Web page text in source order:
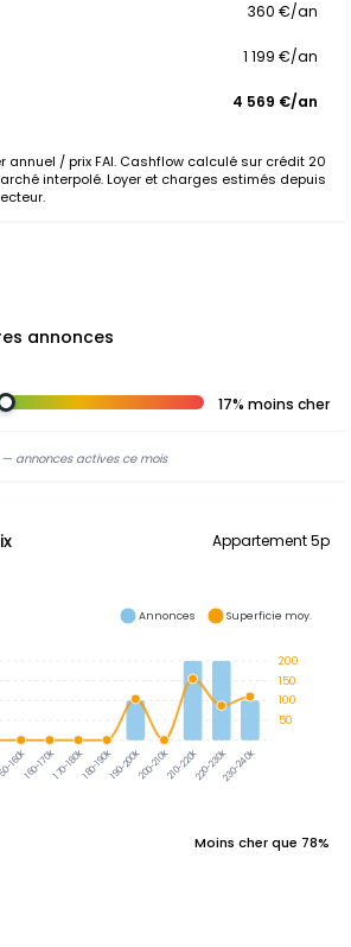
360 €/an
1 199 €/an
4 569 €/an
annuel / prix FAI. Cashflow calculé sur crédit 20
interpolé. Loyer et charges estimés depuis
annonces
17% moins cher
annonces actives ce mois
Appartement 5p
160k160-170k170-180k180-190k190-200k200-210k210-220k220-230k230-240k
200
150
100
50
Annonces Superficie moy.
Moins cher que 78%